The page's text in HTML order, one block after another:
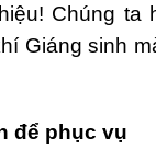
Chúng
Giáng sinh
để phục vụ